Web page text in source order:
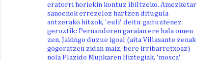
eratorri horiekin kontuz ibiltzeko. Amezketar
sanoenok errezeloz hartzen ditugula
antzerako hitzok, 'euli' deitu gaituztenez
geroztik: Pernandoren garaian ere hala omen
zen. Jakingo duzue igoal (aita Villasante zenak
gogoratzen zidan maiz, bere irribarretxoaz)
nola Plazido Mujikaren Hiztegiak, 'mosca'